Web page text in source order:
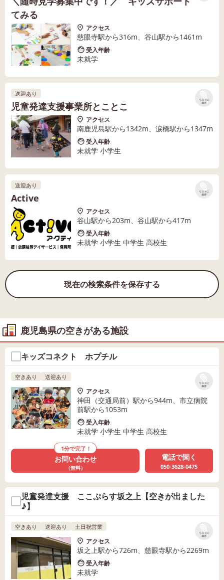
てみる
アクセス
慈眼寺駅から316m、谷山駅から1461m
受入年齢
未就学
リストに
保存
送迎あり
児童発達支援事業所とことこ
アクセス
南鹿児島駅から1342m、涙橋駅から1347m
受入年齢
未就学 小学生
リストに
保存
送迎あり
Active
アクセス
谷山駅から203m、谷山駅から417m
受入年齢
未就学 小学生 中学生 高校生
現在の検索条件を保存する
鹿児島県の空きがある施設
キッズコネクト ホプチル
リストに
保存
空きあり 送迎あり
アクセス
神田（交通局前）駅から944m、市立病院
前駅から1053m
受入年齢
未就学 小学生 中学生 高校生
1分で完了！
お問い合わせ
（無料）
電話で聞く
050-3628-0475
児童発達支援 ここぷらす坂之上【空きが出ました
♪】
リストに
保存
空きあり 送迎あり 土日祝営業
アクセス
坂之上駅から726m、慈眼寺駅から2269m
受入年齢
未就学